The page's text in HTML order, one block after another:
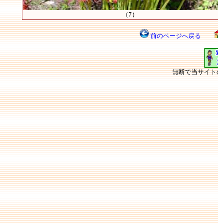
（7）
前のページへ戻る
無断で当サイ